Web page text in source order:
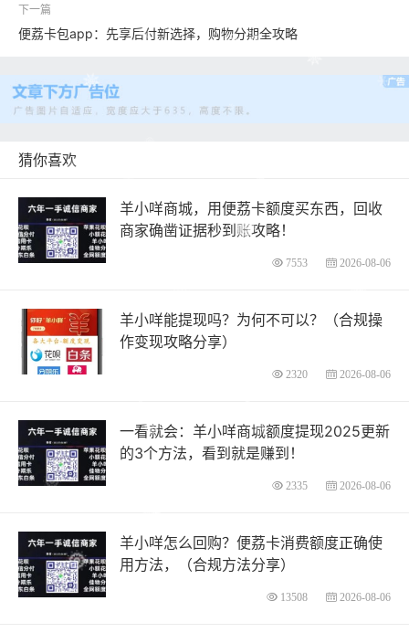
便荔卡包app：先享后付新选择，购物分期全攻略
猜你喜欢
羊小咩商城，用便荔卡额度买东西，回收
商家确凿证据秒到账攻略！
7553 2026-08-06
羊小咩能提现吗？为何不可以？（合规操
作变现攻略分享）
2320 2026-08-06
一看就会：羊小咩商城额度提现2025更新
的3个方法，看到就是赚到！
2335 2026-08-06
羊小咩怎么回购？便荔卡消费额度正确使
用方法，（合规方法分享）
13508 2026-08-06